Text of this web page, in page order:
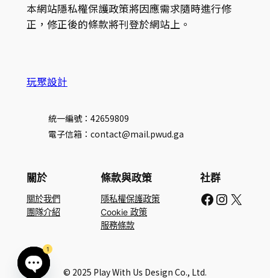
本網站隱私權保護政策將因應需求隨時進行修
正，修正後的條款將刊登於網站上。
玩聚設計
統一編號：42659809
電子信箱：contact@mail.pwud.ga
關於
關於我們
團隊介紹
條款與政策
隱私權保護政策
Cookie 政策
服務條款
社群
Facebook Instagram X
© 2025 Play With Us Design Co., Ltd.
1